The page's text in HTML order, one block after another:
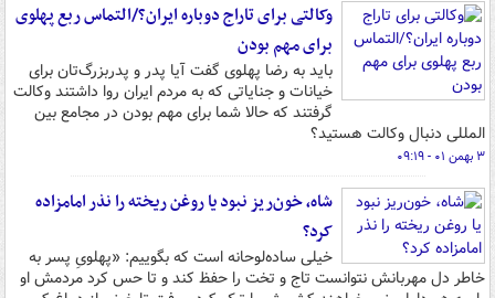
وکالتی برای تاراج دوباره ایران؟/التماس ربع پهلوی
برای مهم بودن
باید به رضا پهلوی گفت آیا پدر و پدربزرگ‌تان برای
خیانات و جنایاتی که به مردم ایران روا داشتند وکالت
گرفتند که حالا شما برای مهم بودن در مجامع بین
المللی دنبال وکالت هستید؟
۳ بهمن ۰۱ - ۰۹:۱۹
شاه، خون‌ریز نبود یا روغن ریخته را نذر امامزاده
کرد؟
خیلی ساده‌لوحانه است که بگوییم: «پهلویِ پسر به
خاطر دل مهربانش نتوانست تاج و تخت را حفظ کند و تا حس کرد مردمش او